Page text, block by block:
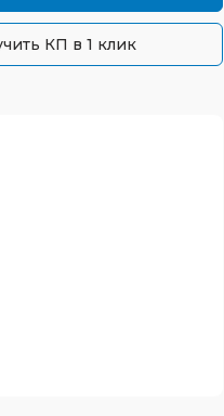
КП в 1 клик